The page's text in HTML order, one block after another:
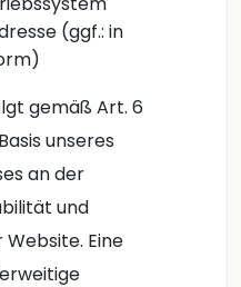
(ggf.: in
gemäß Art. 6
unseres
an der
und
Eine